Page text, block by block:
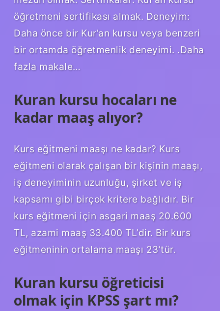
öğretmeni sertifikası almak. Deneyim:
Daha önce bir Kur’an kursu veya benzeri
bir ortamda öğretmenlik deneyimi. .Daha
fazla makale…
Kuran kursu hocaları ne
kadar maaş alıyor?
Kurs eğitmeni maaşı ne kadar? Kurs
eğitmeni olarak çalışan bir kişinin maaşı,
iş deneyiminin uzunluğu, şirket ve iş
kapsamı gibi birçok kritere bağlıdır. Bir
kurs eğitmeni için asgari maaş 20.600
TL, azami maaş 33.400 TL’dir. Bir kurs
eğitmeninin ortalama maaşı 23’tür.
Kuran kursu öğreticisi
olmak için KPSS şart mı?